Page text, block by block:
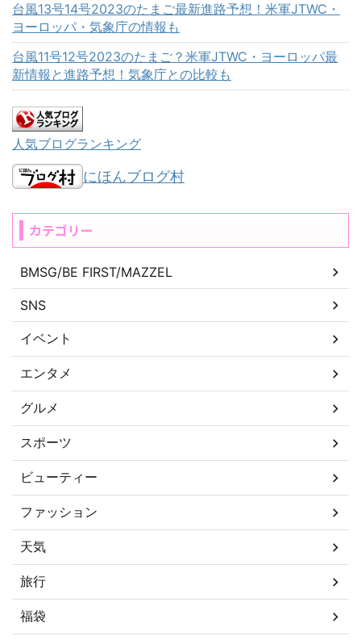
台風13号14号2023のたまご最新進路予想！米軍JTWC・
ヨーロッパ・気象庁の情報も
台風11号12号2023のたまご？米軍JTWC・ヨーロッパ最
新情報と進路予想！気象庁との比較も
人気ブログランキング
にほんブログ村
カテゴリー
BMSG/BE FIRST/MAZZEL
SNS
イベント
エンタメ
グルメ
スポーツ
ビューティー
ファッション
天気
旅行
福袋